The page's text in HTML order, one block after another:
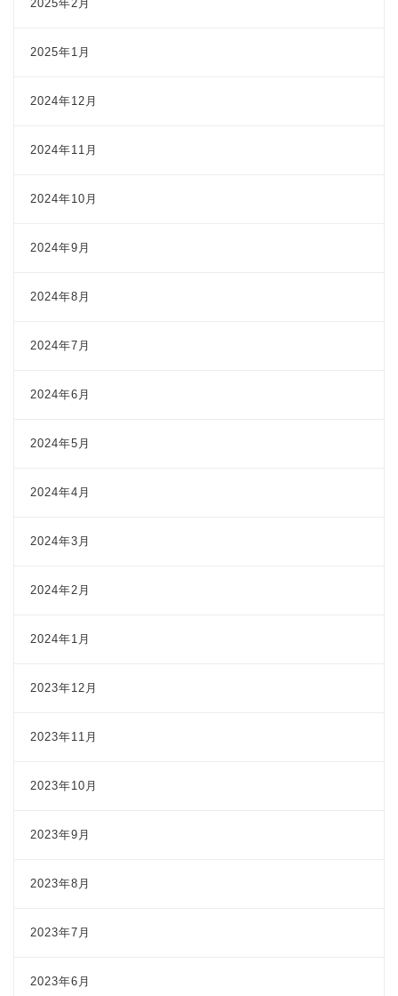
2025年2月
2025年1月
2024年12月
2024年11月
2024年10月
2024年9月
2024年8月
2024年7月
2024年6月
2024年5月
2024年4月
2024年3月
2024年2月
2024年1月
2023年12月
2023年11月
2023年10月
2023年9月
2023年8月
2023年7月
2023年6月